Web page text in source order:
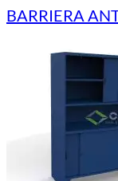
BARRIERA